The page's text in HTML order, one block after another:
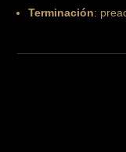
Terminación: